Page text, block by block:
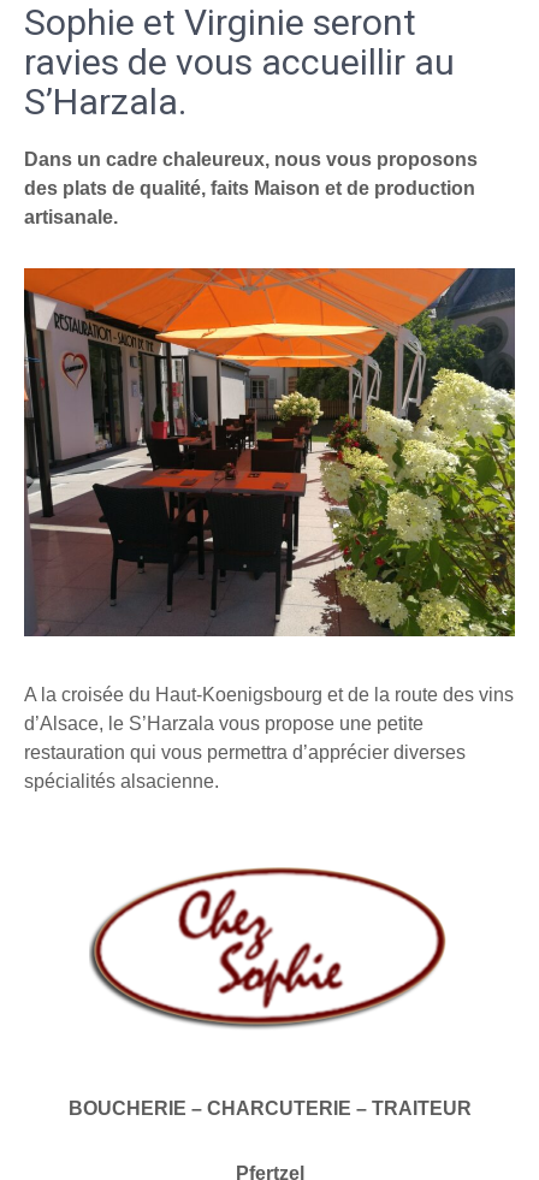
Sophie et Virginie seront
ravies de vous accueillir au
S’Harzala.
Dans un cadre chaleureux, nous vous proposons
des plats de qualité, faits Maison et de production
artisanale.
A la croisée du Haut-Koenigsbourg et de la route des vins
d’Alsace, le S’Harzala vous propose une petite
restauration qui vous permettra d’apprécier diverses
spécialités alsacienne.
BOUCHERIE – CHARCUTERIE – TRAITEUR
Pfertzel